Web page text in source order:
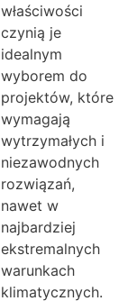
właściwości
czynią je
idealnym
wyborem do
projektów, które
wymagają
wytrzymałych i
niezawodnych
rozwiązań,
nawet w
najbardziej
ekstremalnych
warunkach
klimatycznych.